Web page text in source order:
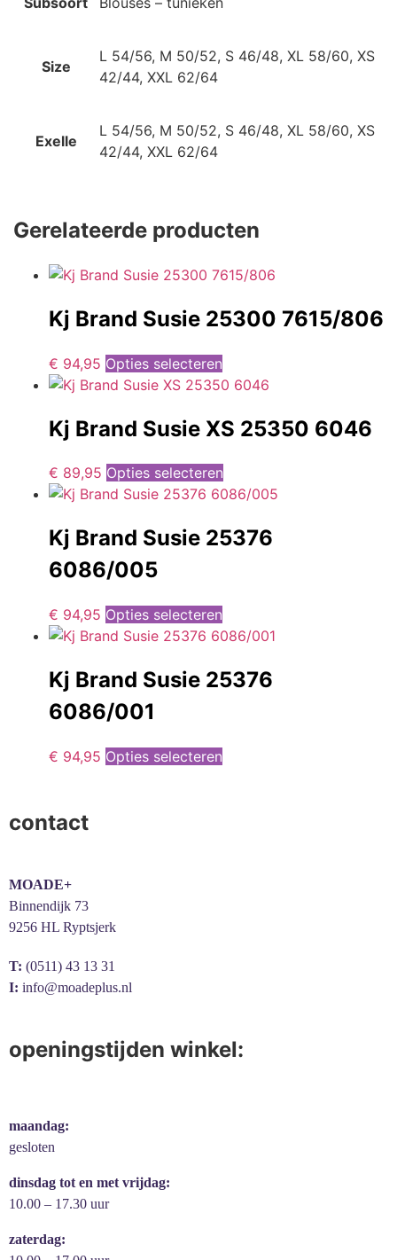
Size
L 54/56, M 50/52, S 46/48, XL 58/60, XS
42/44, XXL 62/64
Exelle
L 54/56, M 50/52, S 46/48, XL 58/60, XS
42/44, XXL 62/64
Gerelateerde producten
Kj Brand Susie 25300 7615/806
€ 94,95 Opties selecteren
Kj Brand Susie XS 25350 6046
€ 89,95 Opties selecteren
Kj Brand Susie 25376
6086/005
€ 94,95 Opties selecteren
Kj Brand Susie 25376
6086/001
€ 94,95 Opties selecteren
contact
MOADE+
Binnendijk 73
9256 HL Ryptsjerk
T: (0511) 43 13 31
I: info@moadeplus.nl
openingstijden winkel:
maandag:
gesloten
dinsdag tot en met vrijdag:
10.00 – 17.30 uur
zaterdag: